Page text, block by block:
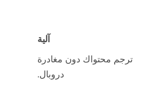
آلية
ترجم محتواك دون مغادرة
دروبال.